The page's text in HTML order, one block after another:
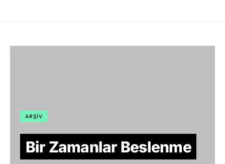
ARŞIV
Bir Zamanlar Beslenme